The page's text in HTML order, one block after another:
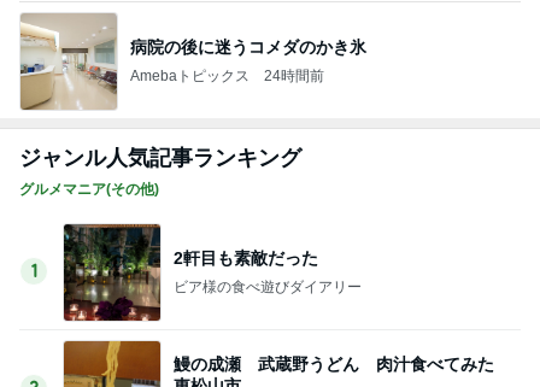
病院の後に迷うコメダのかき氷
Amebaトピックス 24時間前
ジャンル人気記事ランキング
グルメマニア(その他)
1
2軒目も素敵だった
ビア様の食べ遊びダイアリー
鰻の成瀬 武蔵野うどん 肉汁食べてみた